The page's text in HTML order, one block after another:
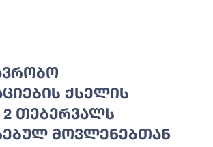
ᲥᲡᲔᲚᲘᲡ
2 ᲗᲔᲑᲔᲠᲕᲐᲚᲡ
ᲛᲝᲕᲚᲔᲜᲔᲑᲗᲐᲜ